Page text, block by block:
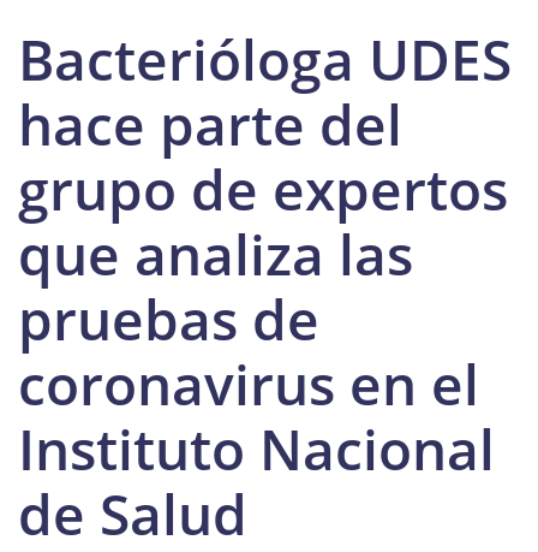
Bacterióloga UDES
hace parte del
grupo de expertos
que analiza las
pruebas de
coronavirus en el
Instituto Nacional
de Salud